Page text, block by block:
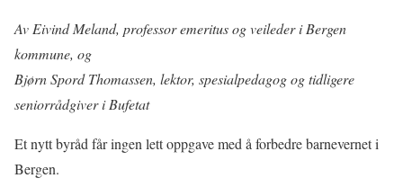
Av Eivind Meland, professor emeritus og veileder i Bergen
kommune, og
Bjørn Spord Thomassen, lektor, spesialpedagog og tidligere
seniorrådgiver i Bufetat
Et nytt byråd får ingen lett oppgave med å forbedre barnevernet i
Bergen.